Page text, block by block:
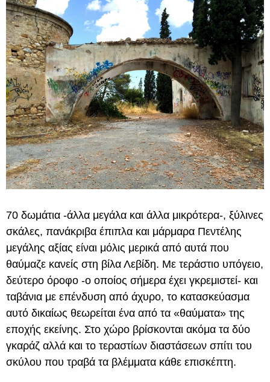
70 δωμάτια -άλλα μεγάλα και άλλα μικρότερα-, ξύλινες
σκάλες, πανάκριβα έπιπλα και μάρμαρα Πεντέλης
μεγάλης αξίας είναι μόλις μερικά από αυτά που
θαύμαζε κανείς στη βίλα Λεβίδη. Με τεράστιο υπόγειο,
δεύτερο όροφο -ο οποίος σήμερα έχει γκρεμιστεί- και
ταβάνια με επένδυση από άχυρο, το κατασκεύασμα
αυτό δικαίως θεωρείται ένα από τα «θαύματα» της
εποχής εκείνης. Στο χώρο βρίσκονται ακόμα τα δύο
γκαράζ αλλά και το τεραστίων διαστάσεων σπίτι του
σκύλου που τραβά τα βλέμματα κάθε επισκέπτη.